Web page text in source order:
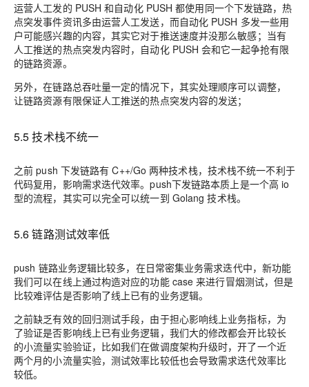
运营人工发的 PUSH 和自动化 PUSH 都使用同一个下发链路，热
点突发事件资讯多由运营人工发送，而自动化 PUSH 多发一些用
户可能感兴趣的内容，其实它对于推送速度并没那么敏感；当有
人工推送的热点突发内容时，自动化 PUSH 会和它一起争抢有限
的链路资源。
另外，在链路总吞吐量一定的情况下，其实处理顺序可以调整，
让链路资源有限保证人工推送的热点突发内容的发送；
5.5 技术栈不统一
之前 push 下发链路有 C++/Go 两种技术栈，技术栈不统一不利于
代码复用，影响需求迭代效率。push下发链路本质上是一个高 io
型的流程，其实可以完全可以统一到 Golang 技术栈。
5.6 链路测试效率低
push 链路业务逻辑比较多，在日常密集业务需求迭代中，新功能
我们可以在线上通过构造对应的功能 case 来进行冒烟测试，但是
比较难评估是否影响了线上已有的业务逻辑。
之前缺乏有效的回归测试手段，由于担心影响线上业务指标，为
了验证是否影响线上已有业务逻辑，我们大的修改都会开比较长
的小流量实验验证，比如我们在做调度架构升级时，开了一个近
两个月的小流量实验，测试效率比较低也会导致需求迭代效率比
较低。